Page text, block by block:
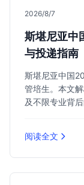
2026/8/7
斯堪尼亚中
与投递指南
斯堪尼亚中国
管培生。本文
及不限专业背
阅读全文